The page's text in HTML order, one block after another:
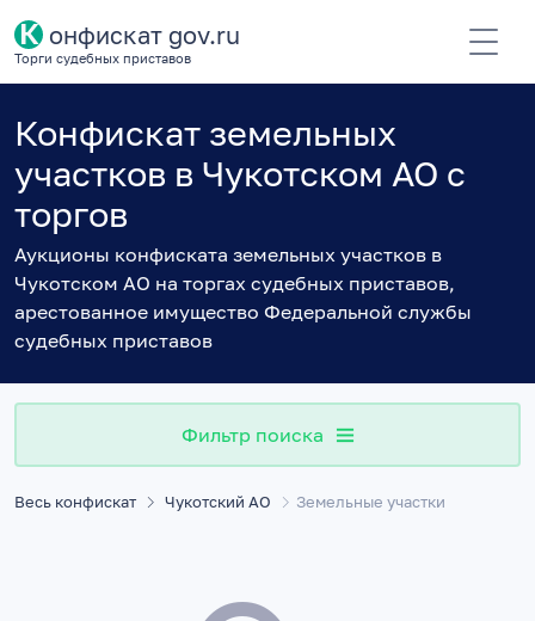
К онфискат gov.ru
Торги судебных приставов
Конфискат земельных
участков в Чукотском АО с
торгов
Аукционы конфиската земельных участков в
Чукотском АО на торгах судебных приставов,
арестованное имущество Федеральной службы
судебных приставов
Фильтр поиска
Весь конфискат Чукотский АО Земельные участки